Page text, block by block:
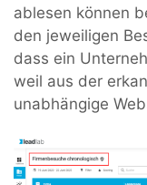
ablesen können
den jeweiligen
dass ein
weil aus der
unabhängige